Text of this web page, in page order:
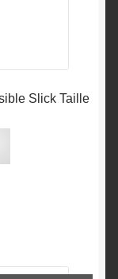
Slick Taille